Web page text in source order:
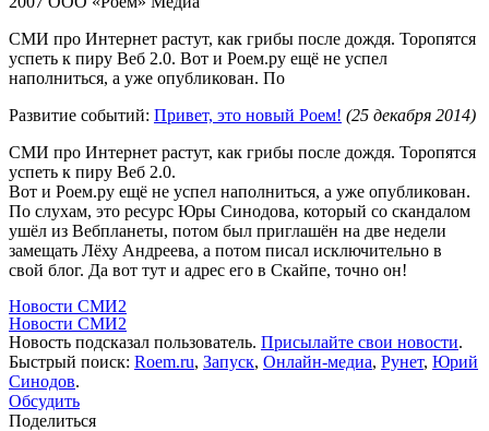
СМИ про Интернет растут, как грибы после дождя. Торопятся
успеть к пиру Веб 2.0. Вот и Роем.ру ещё не успел
наполниться, а уже опубликован. По
Развитие событий: Привет, это новый Роем! (25 декабря 2014)
СМИ про Интернет растут, как грибы после дождя. Торопятся
успеть к пиру Веб 2.0.
Вот и Роем.ру ещё не успел наполниться, а уже опубликован.
По слухам, это ресурс Юры Синодова, который со скандалом
ушёл из Вебпланеты, потом был приглашён на две недели
замещать Лёху Андреева, а потом писал исключительно в
свой блог. Да вот тут и адрес его в Скайпе, точно он!
Новости СМИ2
Новости СМИ2
Новость подсказал пользователь. Присылайте свои новости.
Быстрый поиск: Roem.ru, Запуск, Онлайн-медиа, Рунет, Юрий
Синодов.
Обсудить
Поделиться